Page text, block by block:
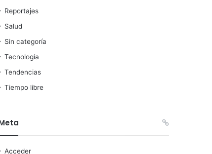
Reportajes
Salud
Sin categoría
Tecnología
Tendencias
Tiempo libre
Acceder